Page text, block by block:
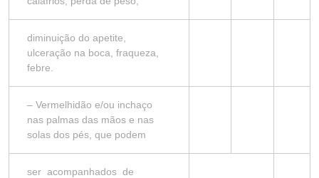
diminuição do apetite,
ulceração na boca, fraqueza,
febre.
– Vermelhidão e/ou inchaço
nas palmas das mãos e nas
solas dos pés, que podem
ser acompanhados de